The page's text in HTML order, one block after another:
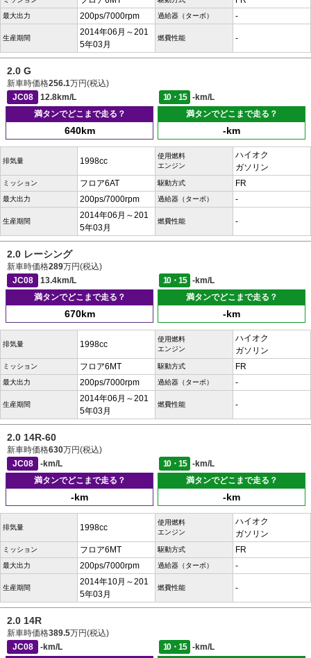
最大出力 200ps/7000rpm 過給器（ターボ） -
生産期間
2014年06月～201
5年03月
燃費性能 -
2.0 G
新車時価格256.1万円(税込)
JC08
12.8km/L 10・15
-km/L
満タンでどこまで走る？
640km
満タンでどこまで走る？
-km
排気量 1998cc
使用燃料
エンジン
ハイオク
ガソリン
ミッション フロア6AT 駆動方式 FR
最大出力 200ps/7000rpm 過給器（ターボ） -
生産期間
2014年06月～201
5年03月
燃費性能 -
2.0 レーシング
新車時価格289万円(税込)
JC08
13.4km/L 10・15
-km/L
満タンでどこまで走る？
670km
満タンでどこまで走る？
-km
排気量 1998cc
使用燃料
エンジン
ハイオク
ガソリン
ミッション フロア6MT 駆動方式 FR
最大出力 200ps/7000rpm 過給器（ターボ） -
生産期間
2014年06月～201
5年03月
燃費性能 -
2.0 14R-60
新車時価格630万円(税込)
JC08
-km/L 10・15
-km/L
満タンでどこまで走る？
-km
満タンでどこまで走る？
-km
排気量 1998cc
使用燃料
エンジン
ハイオク
ガソリン
ミッション フロア6MT 駆動方式 FR
最大出力 200ps/7000rpm 過給器（ターボ） -
生産期間
2014年10月～201
5年03月
燃費性能 -
2.0 14R
新車時価格389.5万円(税込)
JC08
-km/L 10・15
-km/L